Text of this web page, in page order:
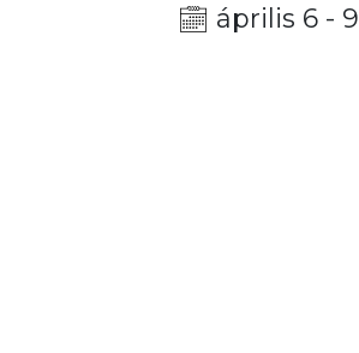
április 6 - 9